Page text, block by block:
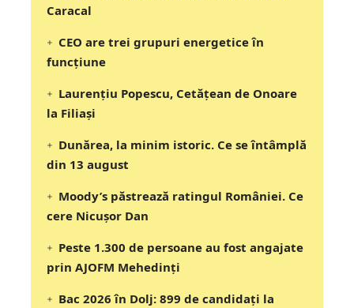
Caracal
CEO are trei grupuri energetice în
funcțiune
Laurențiu Popescu, Cetățean de Onoare
la Filiași
Dunărea, la minim istoric. Ce se întâmplă
din 13 august
Moody’s păstrează ratingul României. Ce
cere Nicușor Dan
Peste 1.300 de persoane au fost angajate
prin AJOFM Mehedinți
Bac 2026 în Dolj: 899 de candidați la